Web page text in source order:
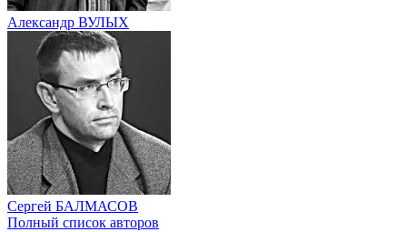
Александр ВУЛЫХ
Сергей БАЛМАСОВ
Полный список авторов